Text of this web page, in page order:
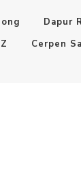
Dapur
Cerpen